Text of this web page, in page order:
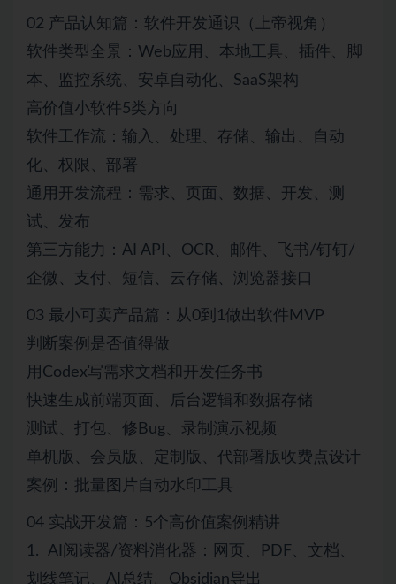
02 产品认知篇：软件开发通识（上帝视角）
软件类型全景：Web应用、本地工具、插件、脚
本、监控系统、安卓自动化、SaaS架构
高价值小软件5类方向
软件工作流：输入、处理、存储、输出、自动
化、权限、部署
通用开发流程：需求、页面、数据、开发、测
试、发布
第三方能力：AI API、OCR、邮件、飞书/钉钉/
企微、支付、短信、云存储、浏览器接口
03 最小可卖产品篇：从0到1做出软件MVP
判断案例是否值得做
用Codex写需求文档和开发任务书
快速生成前端页面、后台逻辑和数据存储
测试、打包、修Bug、录制演示视频
单机版、会员版、定制版、代部署版收费点设计
案例：批量图片自动水印工具
04 实战开发篇：5个高价值案例精讲
1. AI阅读器/资料消化器：网页、PDF、文档、
划线笔记、AI总结、Obsidian导出